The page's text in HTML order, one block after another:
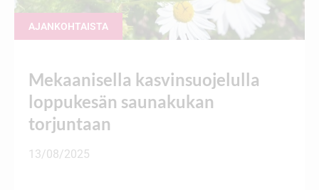
AJANKOHTAISTA
Mekaanisella kasvinsuojelulla
loppukesän saunakukan
torjuntaan
13/08/2025